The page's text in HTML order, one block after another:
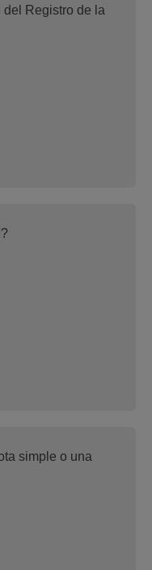
Registro de la
simple o una